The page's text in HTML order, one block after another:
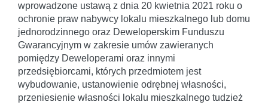
wprowadzone ustawą z dnia 20 kwietnia 2021 roku o
ochronie praw nabywcy lokalu mieszkalnego lub domu
jednorodzinnego oraz Deweloperskim Funduszu
Gwarancyjnym w zakresie umów zawieranych
pomiędzy Deweloperami oraz innymi
przedsiębiorcami, których przedmiotem jest
wybudowanie, ustanowienie odrębnej własności,
przeniesienie własności lokalu mieszkalnego tudzież